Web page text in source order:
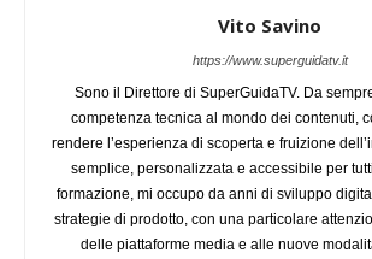
Vito Savino
https://www.superguidatv.it
Sono il Direttore di SuperGuidaTV. Da
competenza tecnica al mondo dei contenuti,
rendere l’esperienza di scoperta e fruizione
semplice, personalizzata e accessibile per
formazione, mi occupo da anni di sviluppo
strategie di prodotto, con una particolare
delle piattaforme media e alle nuove